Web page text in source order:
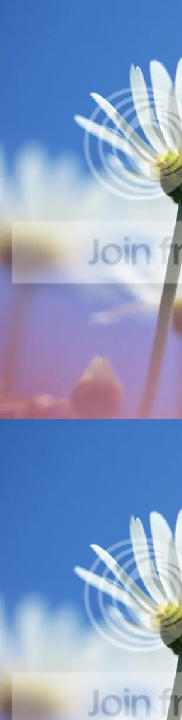
A Journey....to London Part III (.....Trip to
A Journey....to London Part II (.....Trip to
A Journey....to London Part I (....Trip to
Regent Street and Oxford Street ....)
เรื่องเล่า(บ่น).....ก่อนไปลอนดอน